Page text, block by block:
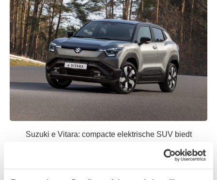
Suzuki e Vitara: compacte elektrische SUV biedt